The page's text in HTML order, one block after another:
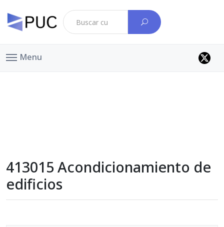
Menu
413015 Acondicionamiento de
edificios